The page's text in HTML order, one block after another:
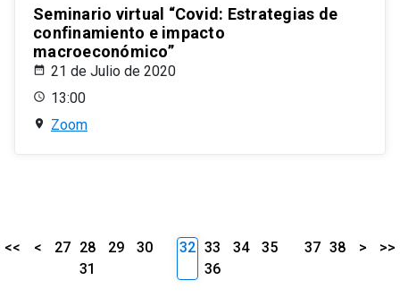
Seminario virtual “Covid: Estrategias de
confinamiento e impacto
macroeconómico”
21 de Julio de 2020
13:00
Zoom
<< < 27 28 29
30
31
32 33 34
35
36
37 38 > >>